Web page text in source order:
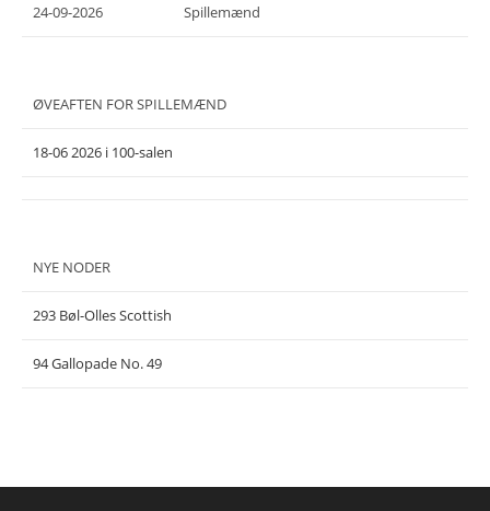
24-09-2026 Spillemænd
ØVEAFTEN FOR SPILLEMÆND
18-06 2026 i 100-salen
NYE NODER
293 Bøl-Olles Scottish
94 Gallopade No. 49